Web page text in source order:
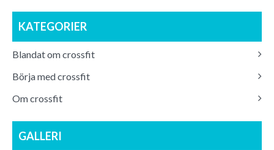
KATEGORIER
Blandat om crossfit
Börja med crossfit
Om crossfit
GALLERI